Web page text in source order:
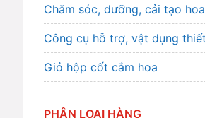
Chăm sóc, dưỡng, cải tạo hoa
Giỏ hộp cốt cắm hoa
PHÂN LOẠI HÀNG